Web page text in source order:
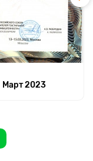
Март 2023